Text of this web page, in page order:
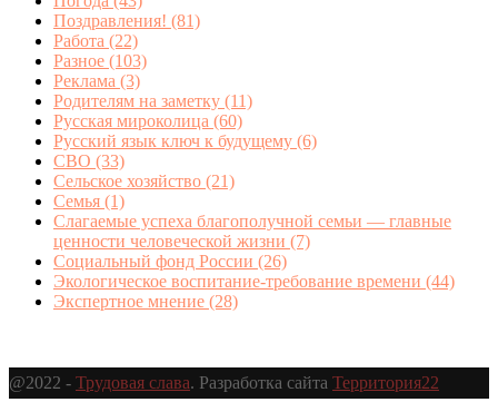
Поздравления! (81)
Работа (22)
Разное (103)
Реклама (3)
Родителям на заметку (11)
Русская мироколица (60)
Русский язык ключ к будущему (6)
СВО (33)
Сельское хозяйство (21)
Семья (1)
Слагаемые успеха благополучной семьи — главные
ценности человеческой жизни (7)
Социальный фонд России (26)
Экологическое воспитание-требование времени (44)
Экспертное мнение (28)
@2022 - Трудовая слава. Разработка сайта Территория22